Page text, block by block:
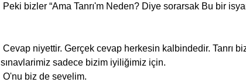
Peki bizler “Ama Tanrı'm Neden? Diye sorarsak Bu bir
sınavlarimiz sadece bizim iyiliğimiz için.
O'nu biz de sevelim.